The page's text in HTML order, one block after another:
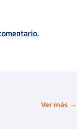
Ver más →